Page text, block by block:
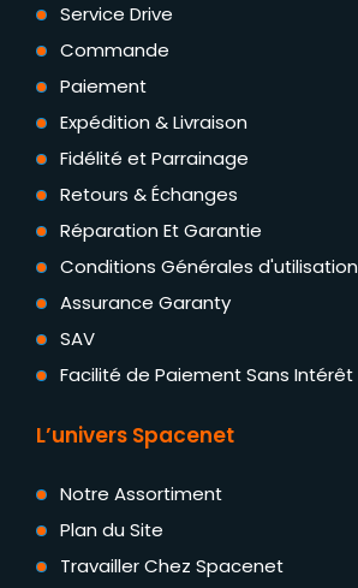
Service Drive
Commande
Paiement
Expédition & Livraison
Fidélité et Parrainage
Retours & Échanges
Réparation Et Garantie
Conditions Générales d'utilisation
Assurance Garanty
SAV
Facilité de Paiement Sans Intérêt
L’univers Spacenet
Notre Assortiment
Plan du Site
Travailler Chez Spacenet